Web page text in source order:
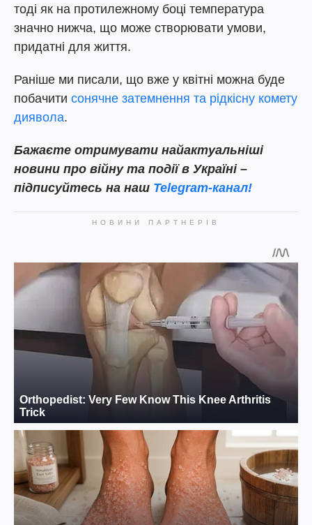
тоді як на протилежному боці температура
значно нижча, що може створювати умови,
придатні для життя.
Раніше ми писали, що вже у квітні можна буде
побачити сонячне затемнення та рідкісну комету
диявола.
Бажаєте отримувати найактуальніші
новини про війну та події в Україні –
підписуйтесь на наш Telegram-канал!